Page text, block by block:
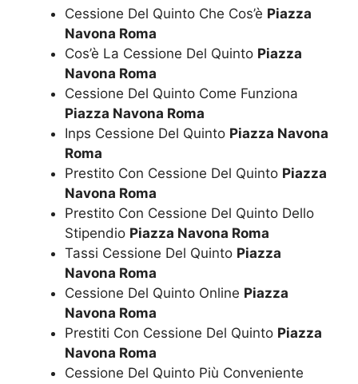
Cessione Del Quinto Che Cos’è Piazza
Navona Roma
Cos’è La Cessione Del Quinto Piazza
Navona Roma
Cessione Del Quinto Come Funziona
Piazza Navona Roma
Inps Cessione Del Quinto Piazza Navona
Roma
Prestito Con Cessione Del Quinto Piazza
Navona Roma
Prestito Con Cessione Del Quinto Dello
Stipendio Piazza Navona Roma
Tassi Cessione Del Quinto Piazza
Navona Roma
Cessione Del Quinto Online Piazza
Navona Roma
Prestiti Con Cessione Del Quinto Piazza
Navona Roma
Cessione Del Quinto Più Conveniente